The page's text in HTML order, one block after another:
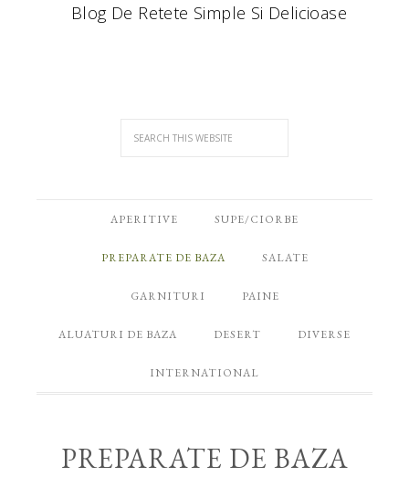
Blog De Retete Simple Si Delicioase
APERITIVE SUPE/CIORBE
PREPARATE DE BAZA SALATE
GARNITURI PAINE
ALUATURI DE BAZA DESERT DIVERSE
INTERNATIONAL
PREPARATE DE BAZA